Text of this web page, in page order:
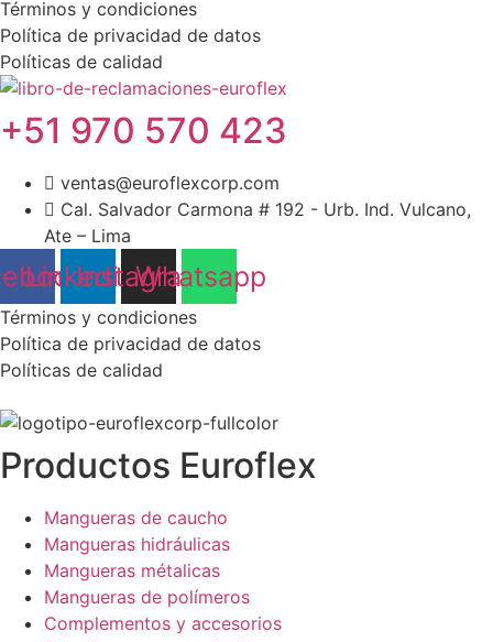
Términos y condiciones
Política de privacidad de datos
Políticas de calidad
+51 970 570 423
ventas@euroflexcorp.com
Cal. Salvador Carmona # 192 - Urb. Ind. Vulcano,
Ate – Lima
Linkedin
Instagram
Whatsapp
Términos y condiciones
Política de privacidad de datos
Políticas de calidad
Productos Euroflex
Mangueras de caucho
Mangueras hidráulicas
Mangueras métalicas
Mangueras de polímeros
Complementos y accesorios